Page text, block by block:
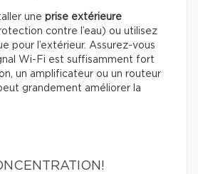
une prise extérieure
contre l’eau) ou utilisez
pour l’extérieur. Assurez-vous
Wi-Fi est suffisamment fort
un amplificateur ou un routeur
grandement améliorer la